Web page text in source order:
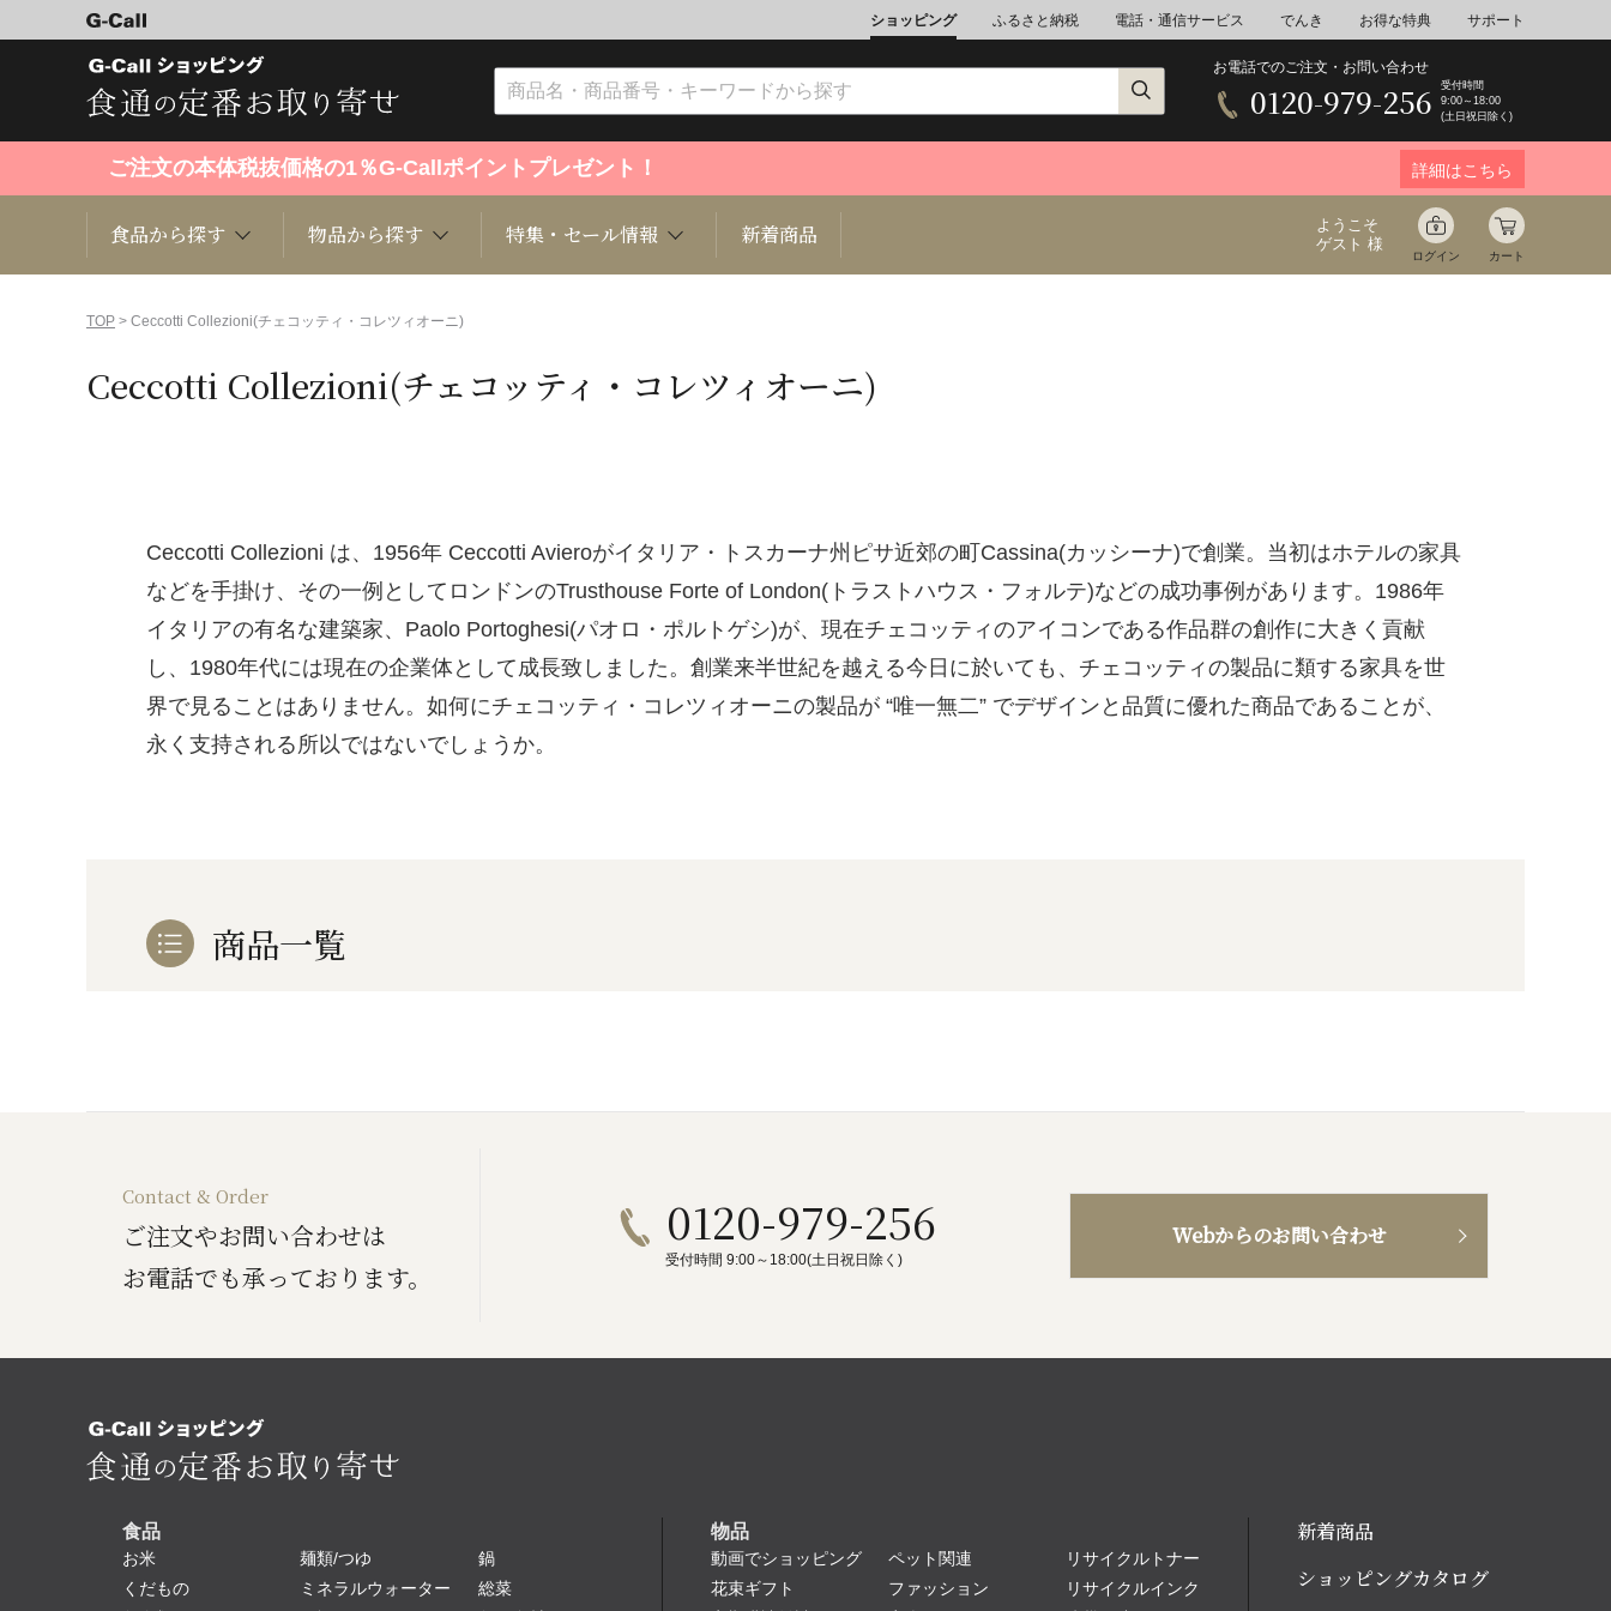
ショッピング ふるさと納税 電話・通信サービス でんき お得な特典 サポート
お電話でのご注文・お問い合わせ
0120-979-256
受付時間
9:00～18:00
(土日祝日除く)
ご注文の本体税抜価格の1％G-Callポイントプレゼント！ 詳細はこちら
食品から探す
くだもの お米 魚介類
お酒 珈琲/茶/ドリンク 調味料 乳製品/蜂蜜 パン
鍋 旬の食材 ギフト 豊洲お取り寄せ 健康/美容
産地検索
物品から探す
趣味・雑貨 芸能・文化 ジュエリー
家電 キッズベビー 伝統工芸 事務用品 防災関連
健康/美容 ペット関連
特集・セール情報 新着商品
ようこそ
ゲスト 様
ログイン カート
TOP > Ceccotti Collezioni(チェコッティ・コレツィオーニ)
Ceccotti Collezioni(チェコッティ・コレツィオーニ)
Ceccotti Collezioni は、1956年 Ceccotti Avieroがイタリア・トスカーナ州ピサ近郊の町Cassina(カッシーナ)で創業。当初はホテルの家具
などを手掛け、その一例としてロンドンのTrusthouse Forte of London(トラストハウス・フォルテ)などの成功事例があります。1986年
イタリアの有名な建築家、Paolo Portoghesi(パオロ・ポルトゲシ)が、現在チェコッティのアイコンである作品群の創作に大きく貢献
し、1980年代には現在の企業体として成長致しました。創業来半世紀を越える今日に於いても、チェコッティの製品に類する家具を世
界で見ることはありません。如何にチェコッティ・コレツィオーニの製品が “唯一無二” でデザインと品質に優れた商品であることが、
永く支持される所以ではないでしょうか。
商品一覧
Contact & Order
ご注文やお問い合わせは
お電話でも承っております。
0120-979-256
受付時間 9:00～18:00(土日祝日除く)
Webからのお問い合わせ
食品
お米
くだもの
麺類/つゆ
ミネラルウォーター
鍋
総菜
物品
動画でショッピング
花束ギフト
ペット関連
ファッション
リサイクルトナー
リサイクルインク
新着商品
ショッピングカタログ